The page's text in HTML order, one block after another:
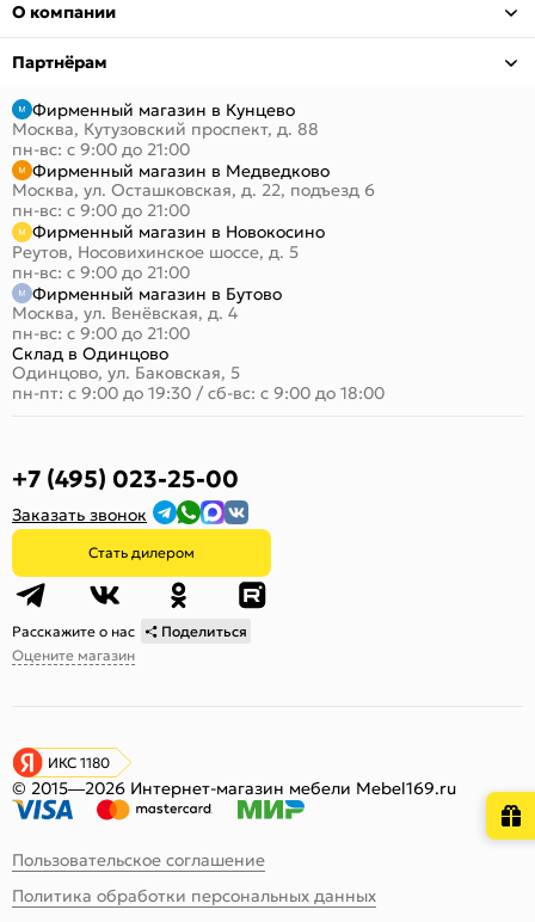
О компании
Партнёрам
Фирменный магазин в Кунцево
Москва, Кутузовский проспект, д. 88
пн-вс: с 9:00 до 21:00
Фирменный магазин в Медведково
Москва, ул. Осташковская, д. 22, подъезд 6
пн-вс: с 9:00 до 21:00
Фирменный магазин в Новокосино
Реутов, Носовихинское шоссе, д. 5
пн-вс: с 9:00 до 21:00
Фирменный магазин в Бутово
Москва, ул. Венёвская, д. 4
пн-вс: с 9:00 до 21:00
Склад в Одинцово
Одинцово, ул. Баковская, 5
пн-пт: с 9:00 до 19:30 / сб-вс: с 9:00 до 18:00
+7 (495) 023-25-00
Заказать звонок
Стать дилером
Расскажите о нас
Поделиться
Оцените магазин
ИКС 1180
© 2015—2026 Интернет-магазин мебели Mebel169.ru
Пользовательское соглашение
Политика обработки персональных данных